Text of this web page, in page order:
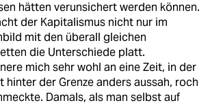
hätten verunsichert werden können.
der Kapitalismus nicht nur im
mit den überall gleichen
die Unterschiede platt.
mich sehr wohl an eine Zeit, in der
hinter der Grenze anders aussah, roch
Damals, als man selbst auf